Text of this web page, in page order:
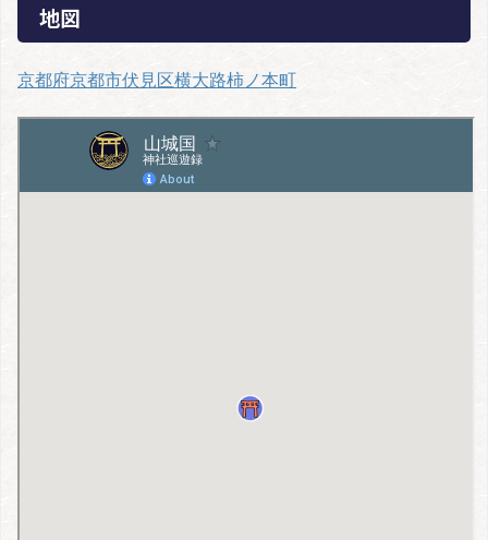
地図
京都府京都市伏見区横大路柿ノ本町